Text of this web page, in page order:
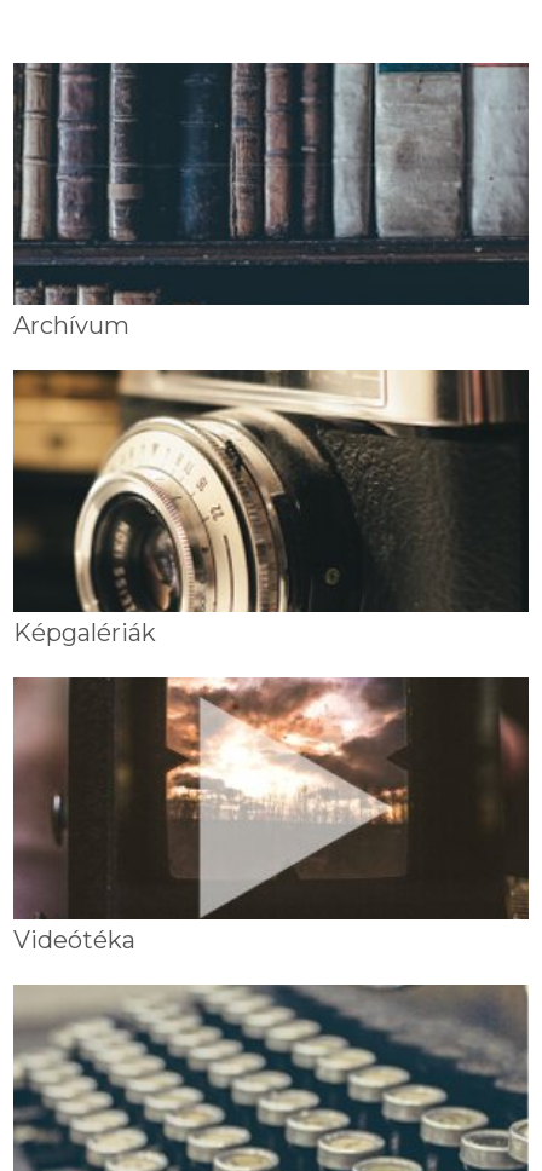
Archívum
Képgalériák
Videótéka